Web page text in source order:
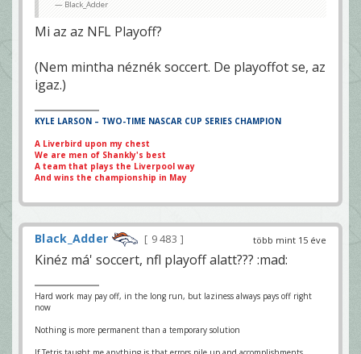
Black_Adder
Mi az az NFL Playoff?
(Nem mintha néznék soccert. De playoffot se, az
igaz.)
KYLE LARSON – TWO-TIME NASCAR CUP SERIES CHAMPION
A Liverbird upon my chest
We are men of Shankly's best
A team that plays the Liverpool way
And wins the championship in May
több mint 15 éve
Black_Adder 9 483
Kinéz má' soccert, nfl playoff alatt??? :mad:
Hard work may pay off, in the long run, but laziness always pays off right
now
Nothing is more permanent than a temporary solution